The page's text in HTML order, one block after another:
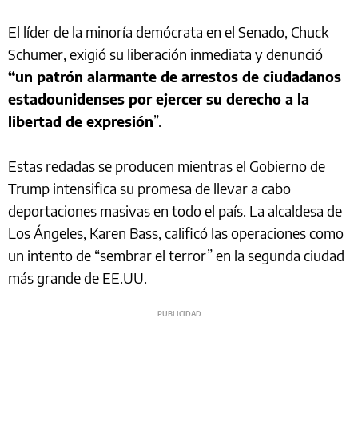
El líder de la minoría demócrata en el Senado, Chuck
Schumer, exigió su liberación inmediata y denunció
“un patrón alarmante de arrestos de ciudadanos
estadounidenses por ejercer su derecho a la
libertad de expresión”.
Estas redadas se producen mientras el Gobierno de
Trump intensifica su promesa de llevar a cabo
deportaciones masivas en todo el país. La alcaldesa de
Los Ángeles, Karen Bass, calificó las operaciones como
un intento de “sembrar el terror” en la segunda ciudad
más grande de EE.UU.